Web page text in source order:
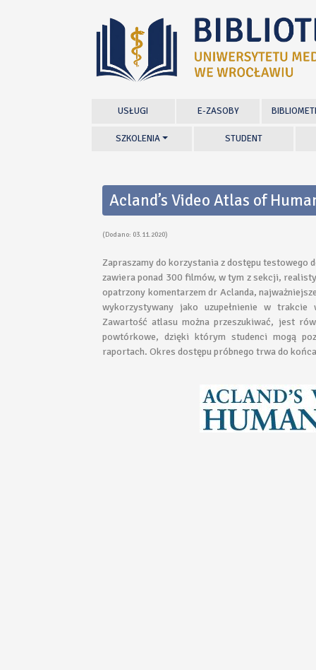
USŁUGI E-ZASOBY
SZKOLENIA STUDENT
Acland’s Video Atlas of
(Dodano: 03.11.2020)
Zapraszamy do korzystania z dostępu testowego
zawiera ponad 300 filmów, w tym z sekcji,
opatrzony komentarzem dr Aclanda,
wykorzystywany jako uzupełnienie w
Zawartość atlasu można przeszukiwać, jest
powtórkowe, dzięki którym studenci mogą
raportach. Okres dostępu próbnego trwa do